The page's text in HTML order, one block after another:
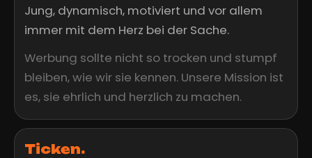
Jung, dynamisch, motiviert und vor allem
immer mit dem Herz bei der Sache.
Werbung sollte nicht so trocken und stumpf
bleiben, wie wir sie kennen. Unsere Mission ist
es, sie ehrlich und herzlich zu machen.
Ticken.